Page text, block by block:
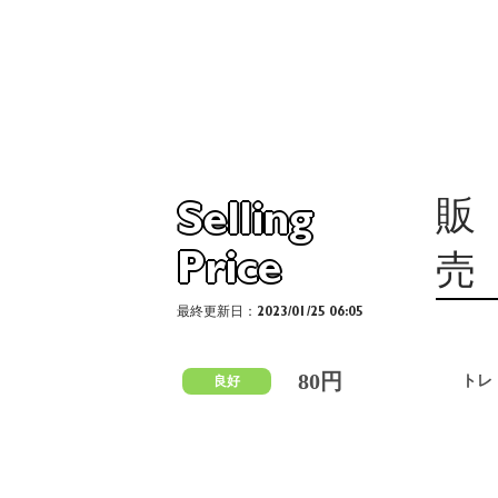
Selling
Price
販
売
最終更新日：2023/01/25 06:05
良好 80円 ト